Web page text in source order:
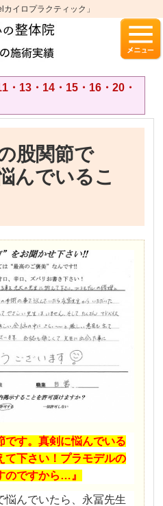
イロプラクティック」
13・14・15・16・20・
股関節で
んでいるこ
です。真剣に悩んでいる
て下さい！プラモデルの
のですから…』
悩んでいたら、永冨先生